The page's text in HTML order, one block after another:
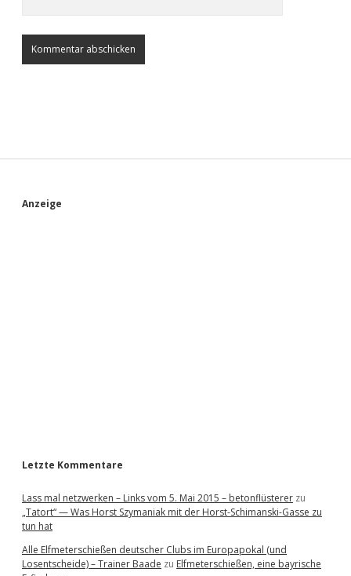
S
Anzeige
Letzte Kommentare
Lass mal netzwerken – Links vom 5. Mai 2015 – betonflüsterer zu
„Tatort“ — Was Horst Szymaniak mit der Horst-Schimanski-Gasse zu
tun hat
Alle Elfmeterschießen deutscher Clubs im Europapokal (und
Losentscheide) – Trainer Baade zu Elfmeterschießen, eine bayrische